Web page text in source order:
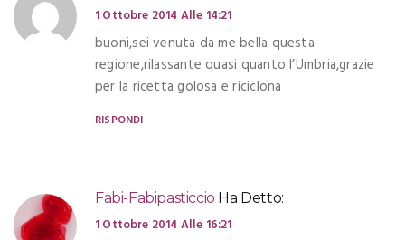
1 Ottobre 2014 Alle 14:21
buoni,sei venuta da me bella questa
regione,rilassante quasi quanto l’Umbria,grazie
per la ricetta golosa e riciclona
RISPONDI
Fabi-Fabipasticcio Ha Detto:
1 Ottobre 2014 Alle 16:21